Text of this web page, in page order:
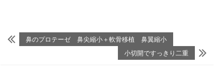
鼻のプロテーゼ 鼻尖縮小＋軟骨移植 鼻翼縮小
小切開ですっきり二重